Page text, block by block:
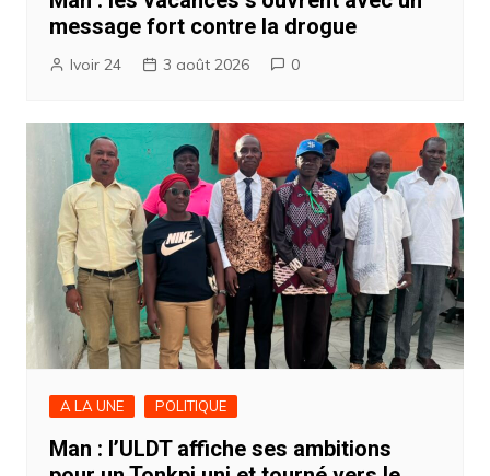
message fort contre la drogue
Ivoir 24 3 août 2026 0
A LA UNE POLITIQUE
Man : l’ULDT affiche ses ambitions